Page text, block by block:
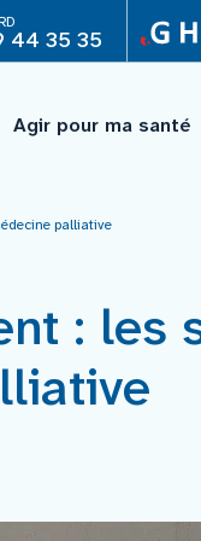
44 35 35
Projet
Personnes
Agir pour ma santé
Annuaire
Pilot’âge
palliative
: les